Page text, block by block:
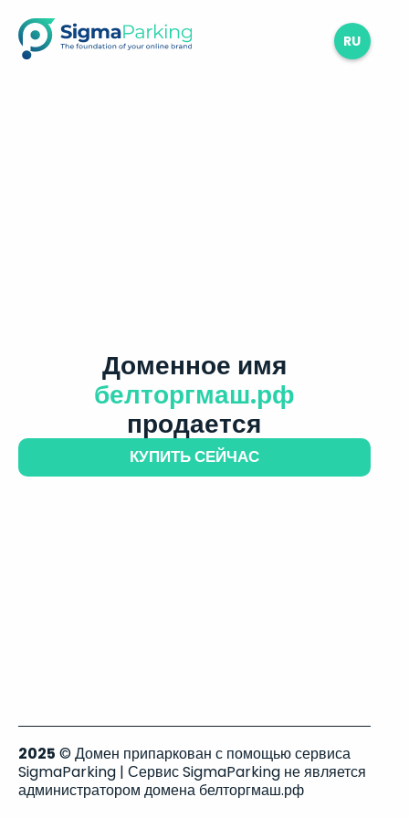
RU
Доменное имя
белторгмаш.рф
продается
КУПИТЬ СЕЙЧАС
2025 © Домен припаркован с помощью сервиса
SigmaParking | Сервис SigmaParking не является
администратором домена белторгмаш.рф